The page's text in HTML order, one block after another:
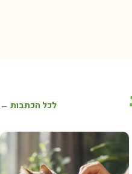
לכל הכתבות ←